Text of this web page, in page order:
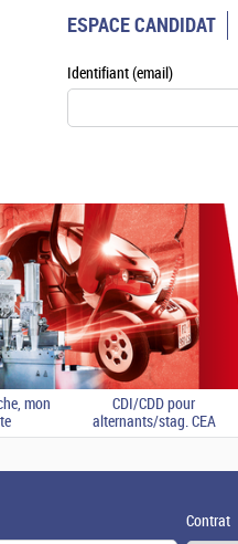
ESPACE CANDIDAT
Identifiant (email)
mon
CDI/CDD pour
alternants/stag. CEA
Contrat